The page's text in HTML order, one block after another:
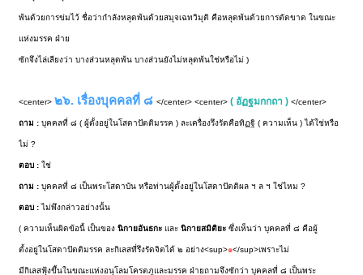
พ้นด้วยการข่มไว้ ชื่อว่ากำลังหลุดพ้นด้วยสมุจเฉทวิมุติ คือหลุดพ้นด้วยการตัดขาด ในขณะ
แห่งมรรค ฝ่าย
ซักจึงไล่เลียงว่า บางส่วนหลุดพ้น บางส่วนยังไม่หลุดพ้นใช่หรือไม่ )
<center>๒๖. เรื่องบุคคลที่ ๘ </center> <center>( อัฏฐมกกถา )</center>
ถาม :บุคคลที่ ๘ ( ผู้ตั้งอยู่ในโสดาปัตติมรรค ) ละเครื่องรึงรัดคือทิฏฐิ ( ความเห็น ) ได้ใช่หรือ
ไม่ ?
ตอบ :ใช่
ถาม :บุคคลที่ ๘ เป็นพระโสดาบัน หรือท่านผู้ตั้งอยู่ในโสดาปัตติผล ฯ ล ฯ ใช่ไหม ?
ตอบ :ไม่พึงกล่าวอย่างนั้น
( ความเห็นผิดข้อนี้ เป็นของนิกายอันธกะ และ นิกายสมิติยะซึ่งเห็นว่า บุคคลที่ ๘ คือผู้
ตั้งอยู่ในโสดาปัตติมรรค ละกิเลสที่รึงรัดจิตได้ ๒ อย่าง<sup>๑</sup>เพราะไม่
มีกิเลสฟุ้งขึ้นในขณะแห่งอนุโลมโครตภูและมรรค ฝ่ายถามจึงซักว่า บุคคลที่ ๘ เป็นพระ